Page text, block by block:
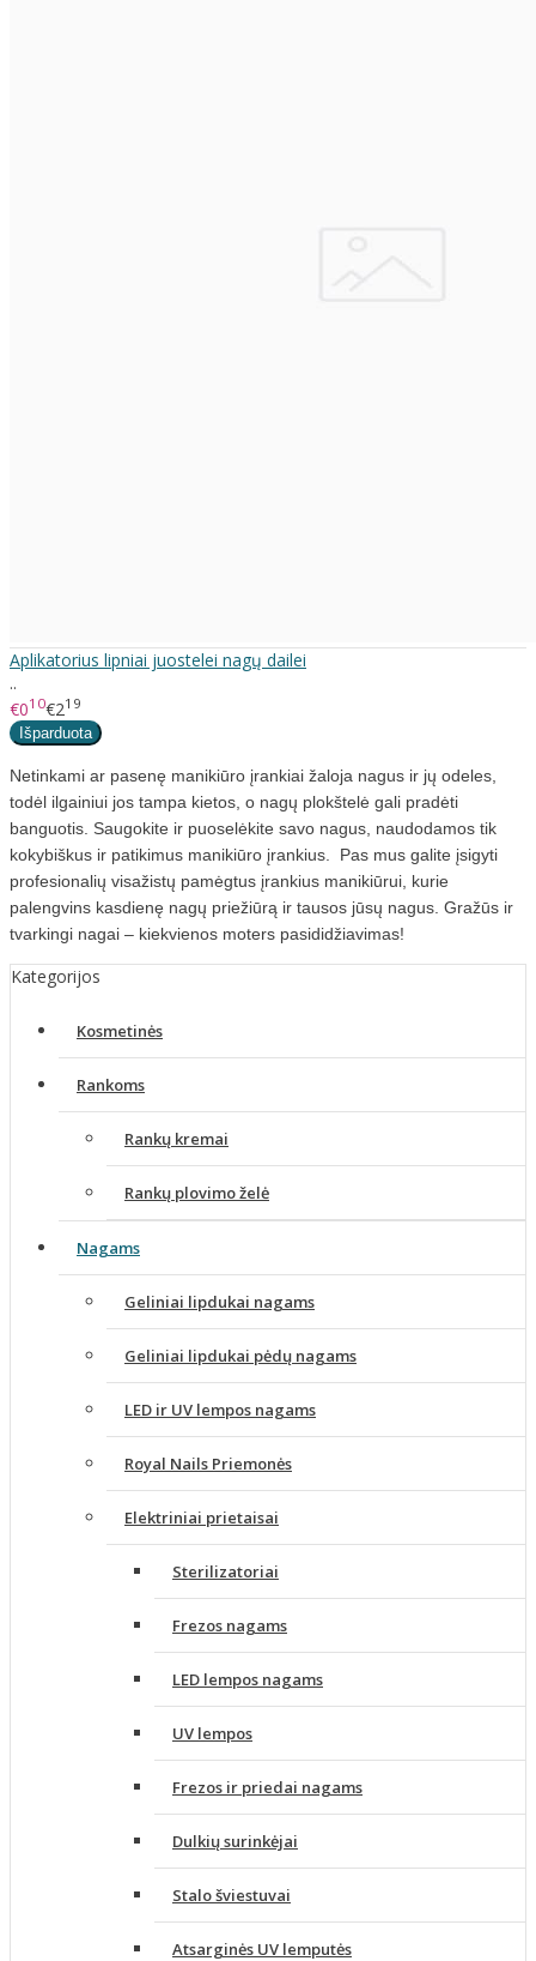
Aplikatorius lipniai juostelei nagų dailei
..
€010€219
Netinkami ar pasenę manikiūro įrankiai žaloja nagus ir jų odeles,
todėl ilgainiui jos tampa kietos, o nagų plokštelė gali pradėti
banguotis. Saugokite ir puoselėkite savo nagus, naudodamos tik
kokybiškus ir patikimus manikiūro įrankius. Pas mus galite įsigyti
profesionalių visažistų pamėgtus įrankius manikiūrui, kurie
palengvins kasdienę nagų priežiūrą ir tausos jūsų nagus. Gražūs ir
tvarkingi nagai – kiekvienos moters pasididžiavimas!
Kategorijos
Kosmetinės
Rankoms
Rankų kremai
Rankų plovimo želė
Nagams
Geliniai lipdukai nagams
Geliniai lipdukai pėdų nagams
LED ir UV lempos nagams
Royal Nails Priemonės
Elektriniai prietaisai
Sterilizatoriai
Frezos nagams
LED lempos nagams
UV lempos
Frezos ir priedai nagams
Dulkių surinkėjai
Stalo šviestuvai
Atsarginės UV lemputės